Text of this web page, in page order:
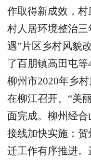
作取得新成效，
村人居环境整治三
遇”片区乡村风貌
了百朋镇高田屯等
柳州市2020年乡
在柳江召开。 “美
面完成。柳州经
接线加快实施；
迁工作有序推进